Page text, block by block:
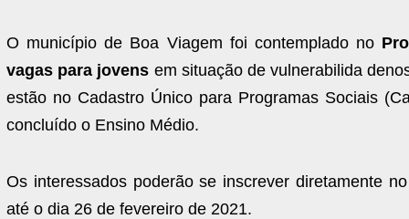
O município de Boa Viagem foi contemplado no
vagas para jovens em situação de vulnerabilida
estão no Cadastro Único para Programas Sociais
concluído o Ensino Médio.
Os interessados poderão se inscrever diretamente
até o dia 26 de fevereiro de 2021.